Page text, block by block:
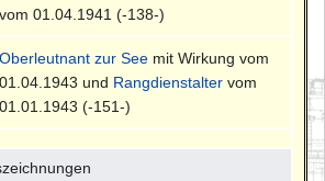
vom 01.04.1941 (-138-)
Oberleutnant zur See mit Wirkung vom
01.04.1943 und Rangdienstalter vom
01.01.1943 (-151-)